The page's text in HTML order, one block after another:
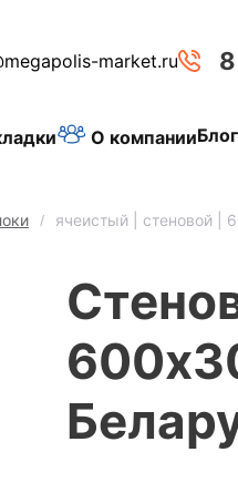
market.ru
О компанииБлог
ячеистый | стеновой |